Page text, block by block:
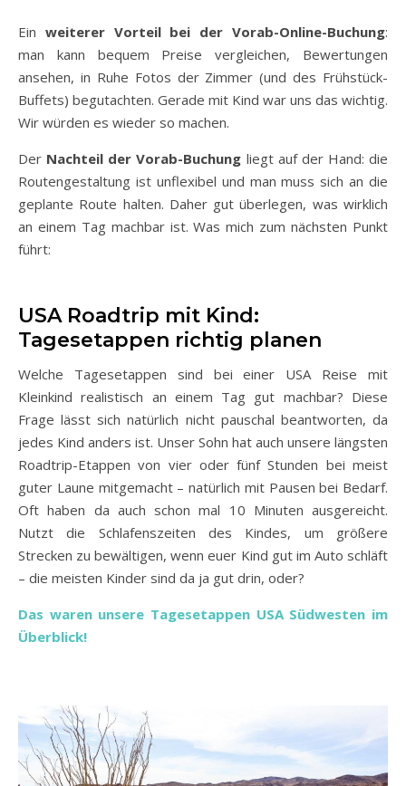
Ein weiterer Vorteil bei der Vorab-Online-Buchung:
man kann bequem Preise vergleichen, Bewertungen
ansehen, in Ruhe Fotos der Zimmer (und des Frühstück-
Buffets) begutachten. Gerade mit Kind war uns das wichtig.
Wir würden es wieder so machen.
Der Nachteil der Vorab-Buchung liegt auf der Hand: die
Routengestaltung ist unflexibel und man muss sich an die
geplante Route halten. Daher gut überlegen, was wirklich
an einem Tag machbar ist. Was mich zum nächsten Punkt
führt:
USA Roadtrip mit Kind:
Tagesetappen richtig planen
Welche Tagesetappen sind bei einer USA Reise mit
Kleinkind realistisch an einem Tag gut machbar? Diese
Frage lässt sich natürlich nicht pauschal beantworten, da
jedes Kind anders ist. Unser Sohn hat auch unsere längsten
Roadtrip-Etappen von vier oder fünf Stunden bei meist
guter Laune mitgemacht – natürlich mit Pausen bei Bedarf.
Oft haben da auch schon mal 10 Minuten ausgereicht.
Nutzt die Schlafenszeiten des Kindes, um größere
Strecken zu bewältigen, wenn euer Kind gut im Auto schläft
– die meisten Kinder sind da ja gut drin, oder?
Das waren unsere Tagesetappen USA Südwesten im
Überblick!